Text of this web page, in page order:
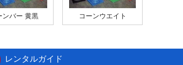
ンバー 黄黒 コーンウエイト
レンタルガイド